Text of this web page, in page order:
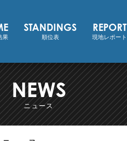
果
STANDINGS
順位表
REPORT
現地レポート
NEWS
ニュース